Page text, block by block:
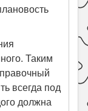
Таким
всегда под
должна